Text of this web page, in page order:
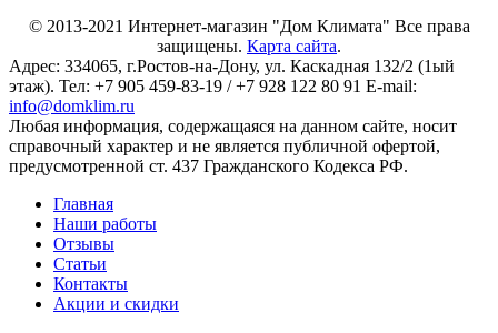
© 2013-2021 Интернет-магазин "Дом Климата" Все права
защищены. Карта сайта.
Адрес: 334065, г.Ростов-на-Дону, ул. Каскадная 132/2 (1ый
этаж). Тел: +7 905 459-83-19 / +7 928 122 80 91 E-mail:
info@domklim.ru
Любая информация, содержащаяся на данном сайте, носит
справочный характер и не является публичной офертой,
предусмотренной ст. 437 Гражданского Кодекса РФ.
Главная
Наши работы
Отзывы
Статьи
Контакты
Акции и скидки